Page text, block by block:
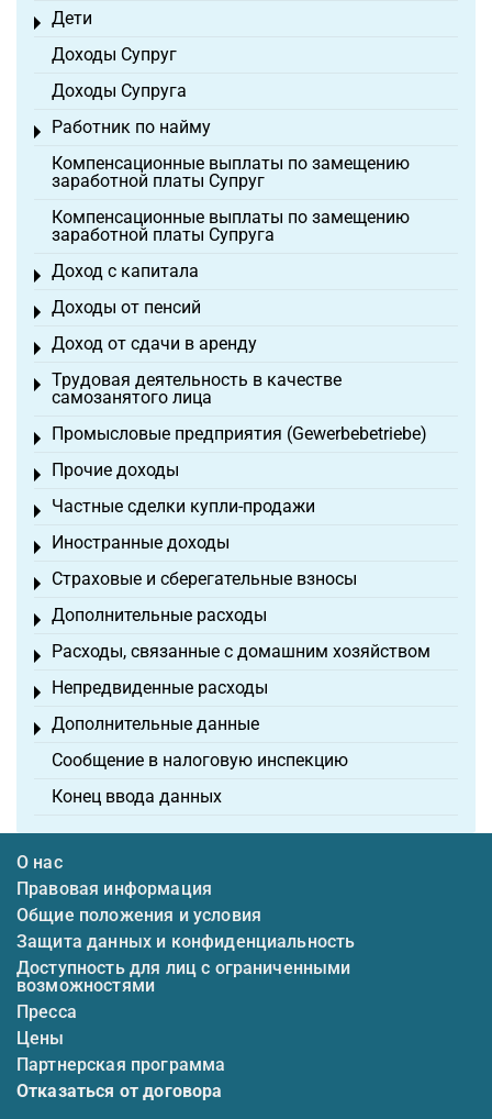
Дети
Toggle menu
Доходы Супруг
Доходы Супруга
Работник по найму
Toggle menu
Компенсационные выплаты по замещению
заработной платы Супруг
Компенсационные выплаты по замещению
заработной платы Супруга
Доход с капитала
Toggle menu
Доходы от пенсий
Toggle menu
Доход от сдачи в аренду
Toggle menu
Трудовая деятельность в качестве
самозанятого лица
Toggle menu
Промысловые предприятия (Gewerbebetriebe)
Toggle menu
Прочие доходы
Toggle menu
Частные сделки купли-продажи
Toggle menu
Иностранные доходы
Toggle menu
Страховые и сберегательные взносы
Toggle menu
Дополнительные расходы
Toggle menu
Расходы, связанные с домашним хозяйством
Toggle menu
Непредвиденные расходы
Toggle menu
Дополнительные данные
Toggle menu
Сообщение в налоговую инспекцию
Конец ввода данных
О нас
Правовая информация
Общие положения и условия
Защита данных и конфиденциальность
Доступность для лиц с ограниченными
возможностями
Пресса
Цены
Партнерская программа
Отказаться от договора